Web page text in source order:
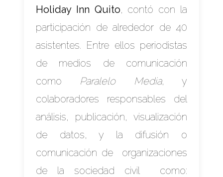
Holiday Inn Quito, contó con la
participación de alrededor de 40
asistentes. Entre ellos periodistas
de medios de comunicación
como Paralelo Media, y
colaboradores responsables del
análisis, publicación, visualización
de datos, y la difusión o
comunicación de organizaciones
de la sociedad civil como: